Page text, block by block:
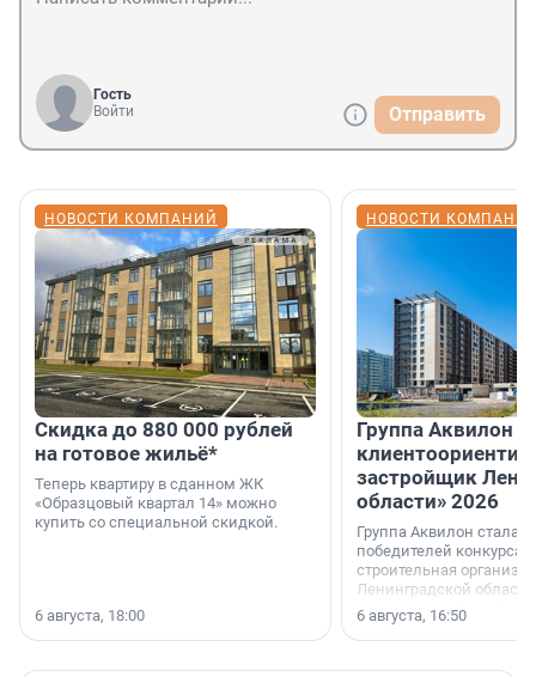
Гость
Войти
Отправить
НОВОСТИ КОМПАНИЙ
Скидка до 880 000 рублей
на готовое жильё*
Теперь квартиру в сданном ЖК
«Образцовый квартал 14» можно
купить со специальной скидкой.
6 августа, 18:00
НОВОСТИ
Группа Аквилон
застройщик
области» 2026
Группа Аквилон стала
победителей конкурса
строительная
Ленинградской области
номинации «Самый
застройщик
области».
6 августа, 16:50